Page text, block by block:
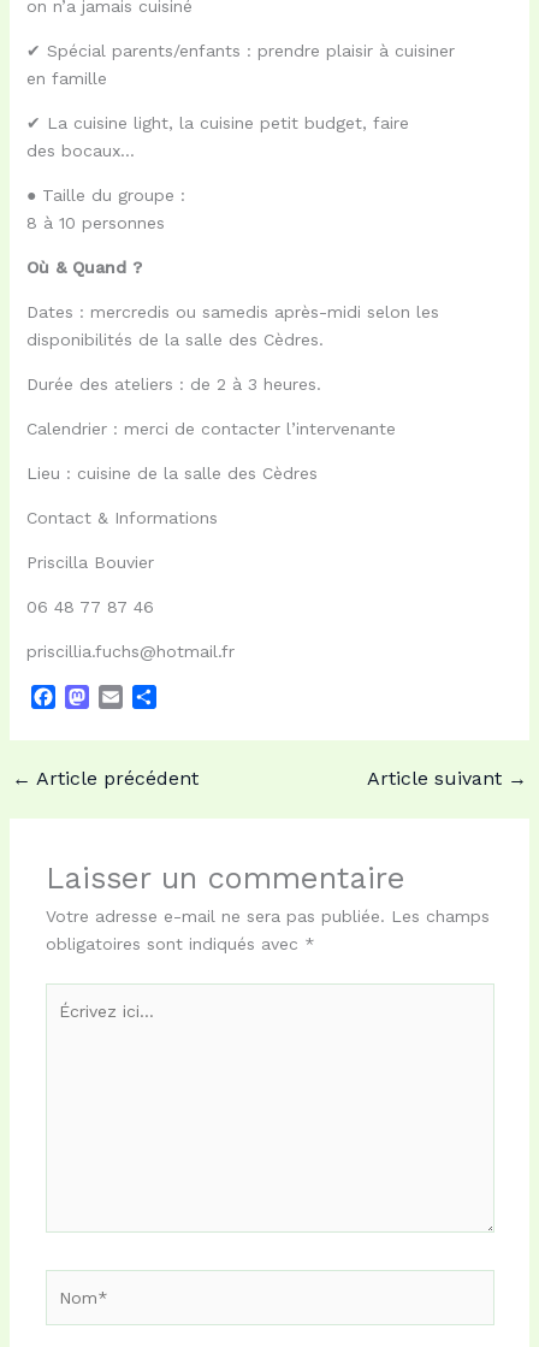
on n’a jamais cuisiné
✔ Spécial parents/enfants : prendre plaisir à cuisiner
en famille
✔ La cuisine light, la cuisine petit budget, faire
des bocaux…
● Taille du groupe :
8 à 10 personnes
Où & Quand ?
Dates : mercredis ou samedis après-midi selon les
disponibilités de la salle des Cèdres.
Durée des ateliers : de 2 à 3 heures.
Calendrier : merci de contacter l’intervenante
Lieu : cuisine de la salle des Cèdres
Contact & Informations
Priscilla Bouvier
06 48 77 87 46
priscillia.fuchs@hotmail.fr
c
e
b
o
M
s
o
d
a
l
r
a
g
← Article précédent Article suivant →
Laisser un commentaire
Votre adresse e-mail ne sera pas publiée. Les champs
obligatoires sont indiqués avec *
ici…